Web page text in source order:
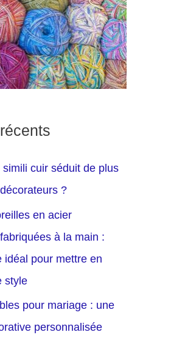
simili cuir séduit de plus
?
en acier
à la main :
idéal pour mettre en
style
pour mariage : une
personnalisée